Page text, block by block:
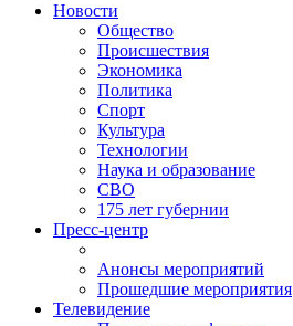
Новости
Общество
Происшествия
Экономика
Политика
Спорт
Культура
Технологии
Наука и образование
СВО
175 лет губернии
Пресс-центр
Анонсы мероприятий
Прошедшие мероприятия
Телевидение